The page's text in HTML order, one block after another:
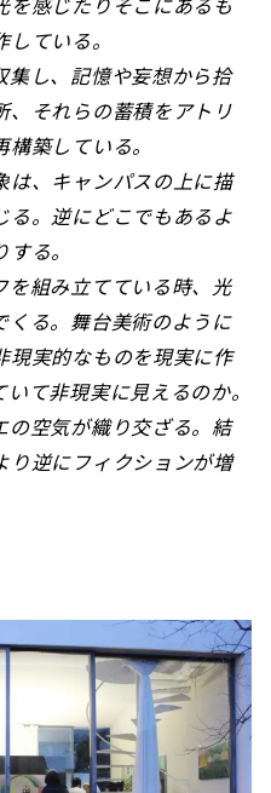
ている。
集し、記憶や妄想から拾
、それらの蓄積をアトリ
築している。
は、キャンパスの上に描
る。逆にどこでもあるよ
る。
を組み立てている時、光
くる。舞台美術のように
現実的なものを現実に作
て非現実に見えるのか。
の空気が織り交ざる。結
り逆にフィクションが増